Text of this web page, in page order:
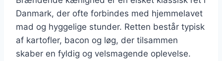
Danmark, der ofte forbindes med hjemmelavet
mad og hyggelige stunder. Retten består typisk
af kartofler, bacon og løg, der tilsammen
skaber en fyldig og velsmagende oplevelse.